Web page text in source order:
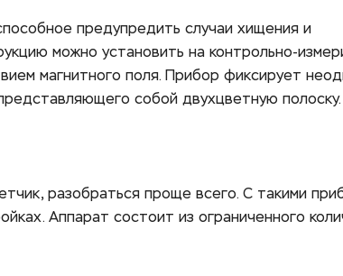
предупредить случаи хищения и
можно установить на контрольно-
магнитного поля. Прибор фиксирует
собой двухцветную полоску.
разобраться проще всего. С такими
Аппарат состоит из ограниченного